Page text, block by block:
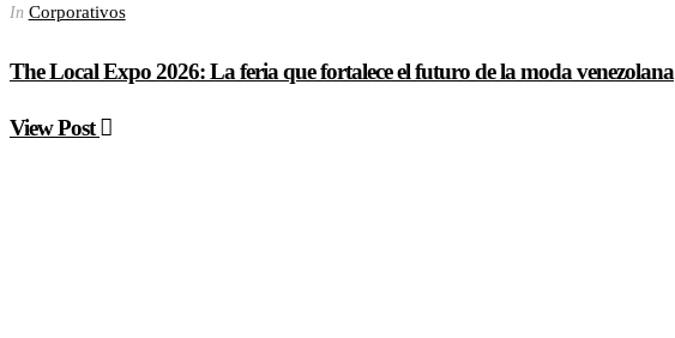
In Corporativos
The Local Expo 2026: La feria que fortalece el futuro de la moda venezolana
View Post